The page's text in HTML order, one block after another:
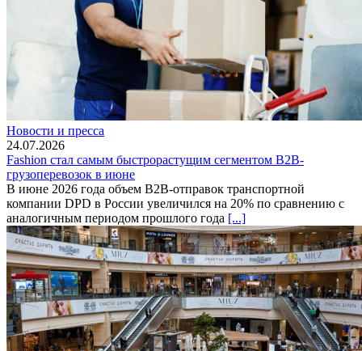
Новости и пресса
24.07.2026
Fashion стал самым быстрорастущим сегментом B2B-
грузоперевозок в июне
В июне 2026 года объем B2B-отправок транспортной
компании DPD в России увеличился на 20% по сравнению с
аналогичным периодом прошлого года [...]